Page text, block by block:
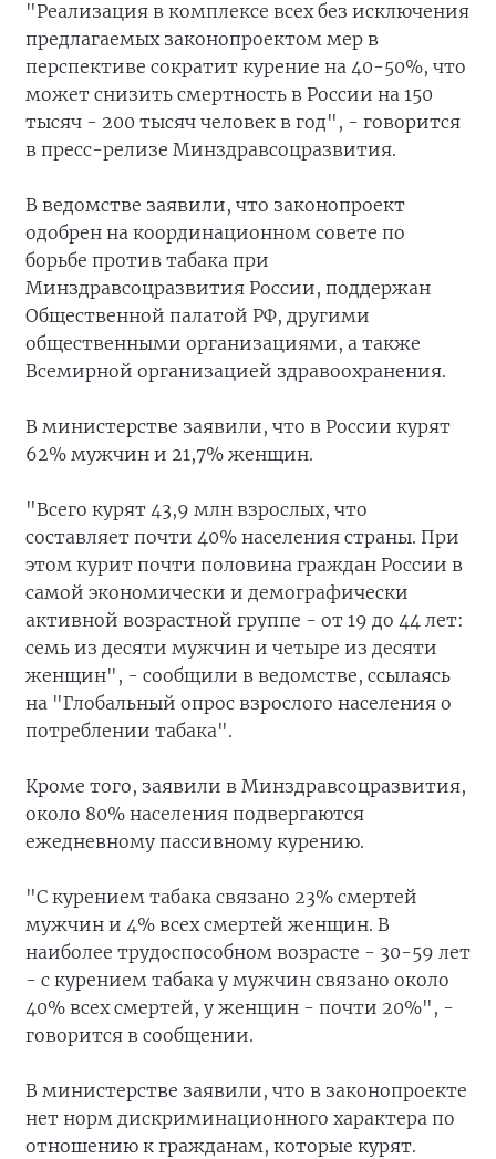
"Реализация в комплексе всех без исключения
предлагаемых законопроектом мер в
перспективе сократит курение на 40-50%, что
может снизить смертность в России на 150
тысяч - 200 тысяч человек в год", - говорится
в пресс-релизе Минздравсоцразвития.
В ведомстве заявили, что законопроект
одобрен на координационном совете по
борьбе против табака при
Минздравсоцразвития России, поддержан
Общественной палатой РФ, другими
общественными организациями, а также
Всемирной организацией здравоохранения.
В министерстве заявили, что в России курят
62% мужчин и 21,7% женщин.
"Всего курят 43,9 млн взрослых, что
составляет почти 40% населения страны. При
этом курит почти половина граждан России в
самой экономически и демографически
активной возрастной группе - от 19 до 44 лет:
семь из десяти мужчин и четыре из десяти
женщин", - сообщили в ведомстве, ссылаясь
на "Глобальный опрос взрослого населения о
потреблении табака".
Кроме того, заявили в Минздравсоцразвития,
около 80% населения подвергаются
ежедневному пассивному курению.
"С курением табака связано 23% смертей
мужчин и 4% всех смертей женщин. В
наиболее трудоспособном возрасте - 30-59 лет
- с курением табака у мужчин связано около
40% всех смертей, у женщин - почти 20%", -
говорится в сообщении.
В министерстве заявили, что в законопроекте
нет норм дискриминационного характера по
отношению к гражданам, которые курят.